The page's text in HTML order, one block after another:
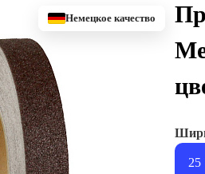
Немецкое качество
25